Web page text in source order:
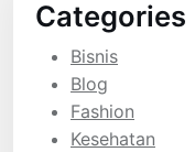
Categories
Bisnis
Blog
Fashion
Kesehatan